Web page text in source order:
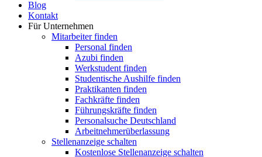
Blog
Kontakt
Für Unternehmen
Mitarbeiter finden
Personal finden
Azubi finden
Werkstudent finden
Studentische Aushilfe finden
Praktikanten finden
Fachkräfte finden
Führungskräfte finden
Personalsuche Deutschland
Arbeitnehmerüberlassung
Stellenanzeige schalten
Kostenlose Stellenanzeige schalten